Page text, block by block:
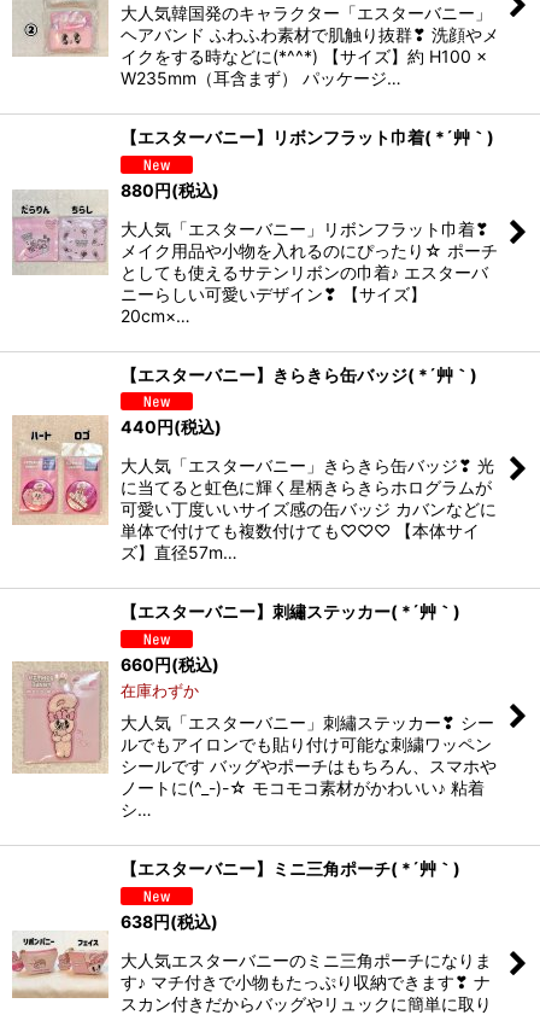
大人気韓国発のキャラクター「エスターバニー」
ヘアバンド ふわふわ素材で肌触り抜群❣ 洗顔やメ
イクをする時などに(*^^*) 【サイズ】約 H100 ×
W235mm（耳含まず） パッケージ…
【エスターバニー】リボンフラット巾着( *´艸｀)
880円(税込)
大人気「エスターバニー」リボンフラット巾着❣
メイク用品や小物を入れるのにぴったり☆ ポーチ
としても使えるサテンリボンの巾着♪ エスターバ
ニーらしい可愛いデザイン❣ 【サイズ】
20cm×…
【エスターバニー】きらきら缶バッジ( *´艸｀)
440円(税込)
大人気「エスターバニー」きらきら缶バッジ❣ 光
に当てると虹色に輝く星柄きらきらホログラムが
可愛い丁度いいサイズ感の缶バッジ カバンなどに
単体で付けても複数付けても♡♡♡ 【本体サイ
ズ】直径57m…
【エスターバニー】刺繡ステッカー( *´艸｀)
660円(税込)
在庫わずか
大人気「エスターバニー」刺繡ステッカー❣ シー
ルでもアイロンでも貼り付け可能な刺繍ワッペン
シールです バッグやポーチはもちろん、スマホや
ノートに(^_-)-☆ モコモコ素材がかわいい♪ 粘着
シ…
【エスターバニー】ミニ三角ポーチ( *´艸｀)
638円(税込)
大人気エスターバニーのミニ三角ポーチになりま
す♪ マチ付きで小物もたっぷり収納できます❣ ナ
スカン付きだからバッグやリュックに簡単に取り